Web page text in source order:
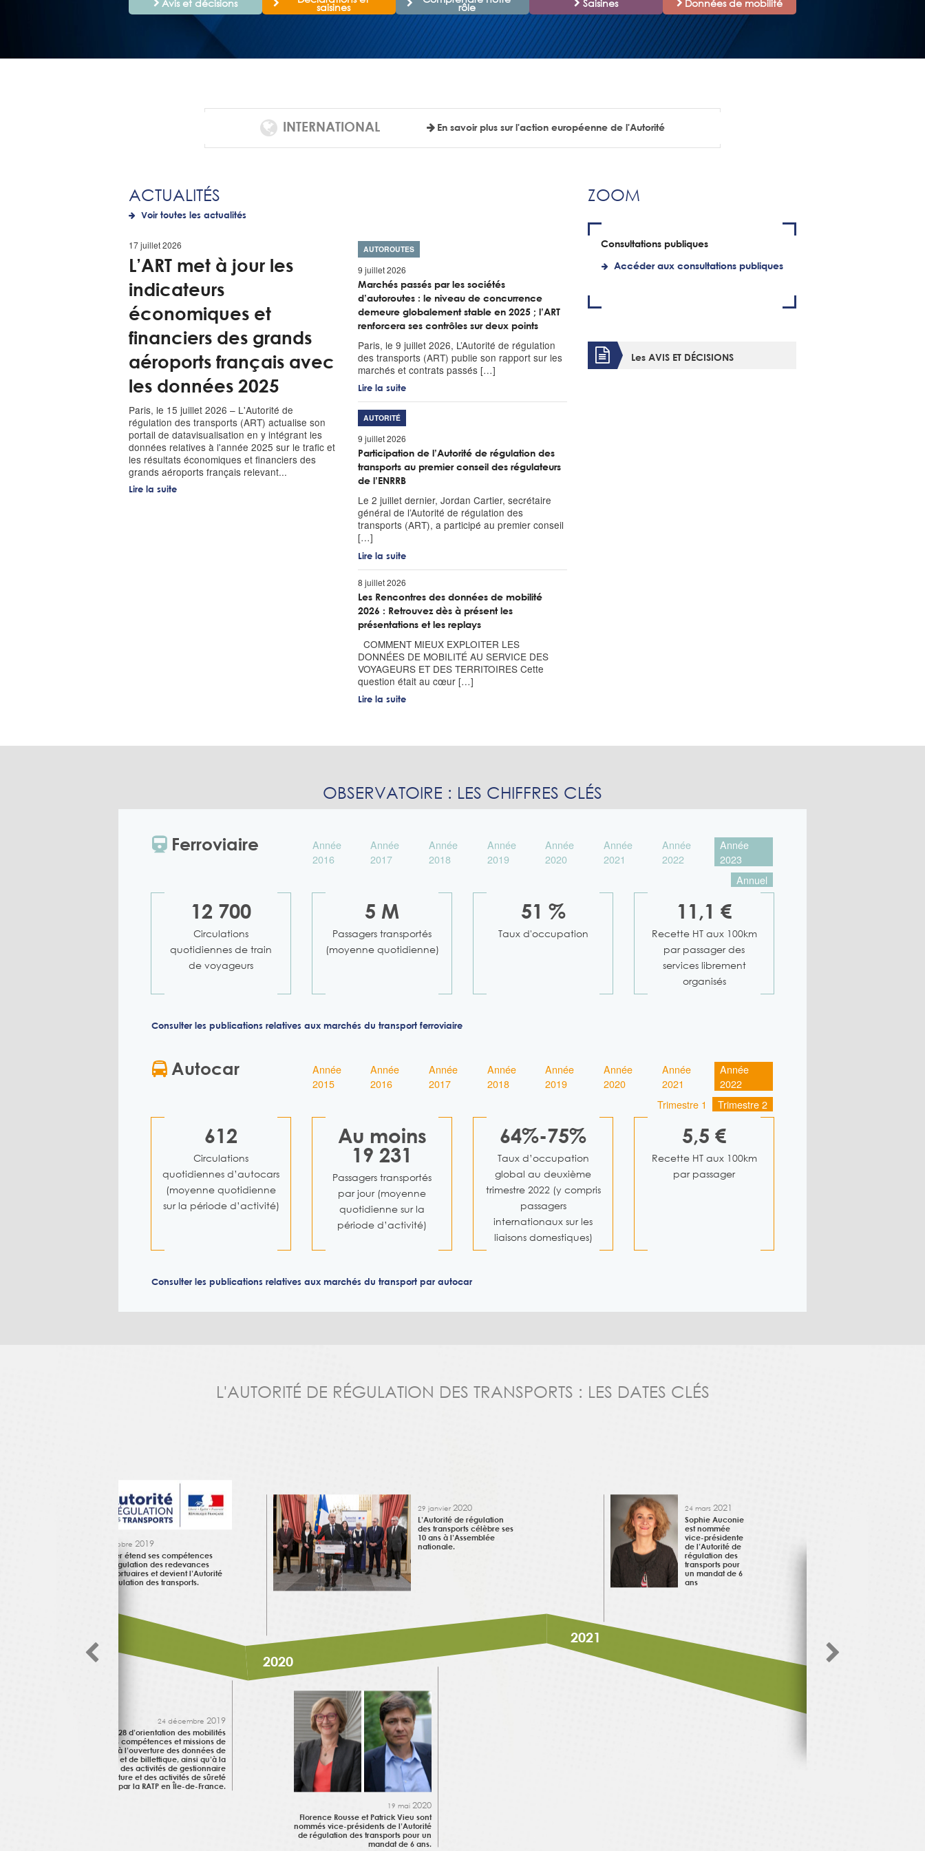
Avis et décisions
saisines rôle
Saisines
Données de mobilité
INTERNATIONAL En savoir plus sur l'action européenne de l'Autorité
ACTUALITÉS
Voir toutes les actualités
17 juillet 2026
L’ART met à jour les
indicateurs
économiques et
financiers des grands
aéroports français avec
les données 2025
Paris, le 15 juillet 2026 – L'Autorité de
régulation des transports (ART) actualise son
portail de datavisualisation en y intégrant les
données relatives à l'année 2025 sur le trafic et
les résultats économiques et financiers des
grands aéroports français relevant...
Lire la suite
AUTOROUTES
9 juillet 2026
Marchés passés par les sociétés
d’autoroutes : le niveau de concurrence
demeure globalement stable en 2025 ; l’ART
renforcera ses contrôles sur deux points
Paris, le 9 juillet 2026, L’Autorité de régulation
des transports (ART) publie son rapport sur les
marchés et contrats passés […]
Lire la suite
AUTORITÉ
9 juillet 2026
Participation de l’Autorité de régulation des
transports au premier conseil des régulateurs
de l’ENRRB
Le 2 juillet dernier, Jordan Cartier, secrétaire
général de l’Autorité de régulation des
transports (ART), a participé au premier conseil
[…]
Lire la suite
8 juillet 2026
Les Rencontres des données de mobilité
2026 : Retrouvez dès à présent les
présentations et les replays
COMMENT MIEUX EXPLOITER LES
DONNÉES DE MOBILITÉ AU SERVICE DES
VOYAGEURS ET DES TERRITOIRES Cette
question était au cœur […]
Lire la suite
ZOOM
Consultations publiques
Accéder aux consultations publiques
Les AVIS ET DÉCISIONS
OBSERVATOIRE : LES CHIFFRES CLÉS
Ferroviaire
Année
2016
Année
2017
Année
2018
Année
2019
Année
2020
Année
2021
Année
2022
Année
2023
Annuel
12 700
Circulations
quotidiennes de train
de voyageurs
5 M
Passagers transportés
(moyenne quotidienne)
51 %
Taux d'occupation
11,1 €
Recette HT aux 100km
par passager des
services librement
organisés
Consulter les publications relatives aux marchés du transport ferroviaire
Autocar
Année
2015
Année
2016
Année
2017
Année
2018
Année
2019
Année
2020
Année
2021
Année
2022
Trimestre 1
Trimestre 2
612
Circulations
quotidiennes d’autocars
(moyenne quotidienne
sur la période d’activité)
Au moins
19 231
Passagers transportés
par jour (moyenne
quotidienne sur la
période d’activité)
64%-75%
Taux d’occupation
global au deuxième
trimestre 2022 (y compris
passagers
internationaux sur les
liaisons domestiques)
5,5 €
Recette HT aux 100km
par passager
Consulter les publications relatives aux marchés du transport par autocar
L'AUTORITÉ DE RÉGULATION DES TRANSPORTS : LES DATES CLÉS
2020
2021
octobre 2019
L’Arafer étend ses compétences
à la régulation des redevances
aéroportuaires et devient l’Autorité
de régulation des transports.
24 décembre 2019
La loi n°2019-1428 d’orientation des mobilités
étend les compétences et missions de
l’Autorité à l’ouverture des données de
mobilité et de billettique, ainsi qu’à la
régulation des activités de gestionnaire
d’infrastructure et des activités de sûreté
exercées par la RATP en Île-de-France.
29 janvier 2020
L’Autorité de régulation
des transports célèbre ses
10 ans à l’Assemblée
nationale.
19 mai 2020
Florence Rousse et Patrick Vieu sont
nommés vice-présidents de l’Autorité
de régulation des transports pour un
mandat de 6 ans.
24 mars 2021
Sophie Auconie
est nommée
vice-présidente
de l’Autorité de
régulation des
transports pour
un mandat de 6
ans